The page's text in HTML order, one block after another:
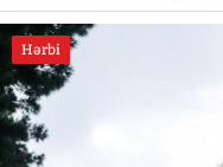
Hərbi